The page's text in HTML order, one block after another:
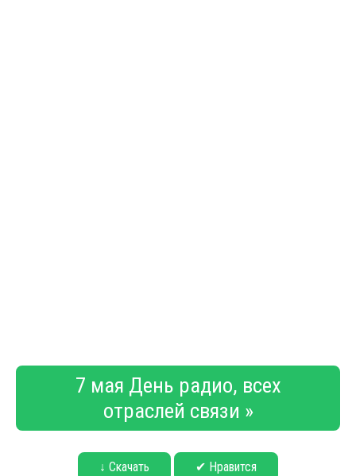
7 мая День радио, всех
отраслей связи »
↓ Скачать ✔ Нравится